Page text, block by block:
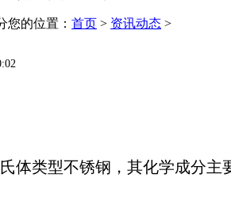
您的位置： 首页 > 资讯动态 >
体类型不锈钢，其化学成分